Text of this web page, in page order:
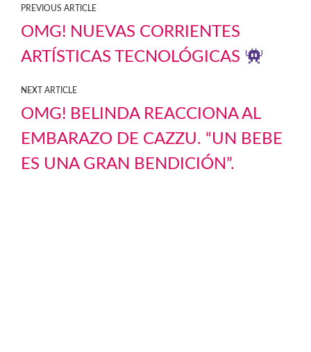
PREVIOUS ARTICLE
OMG! NUEVAS CORRIENTES
ARTÍSTICAS TECNOLÓGICAS
NEXT ARTICLE
OMG! BELINDA REACCIONA AL
EMBARAZO DE CAZZU. “UN BEBE
ES UNA GRAN BENDICIÓN”.